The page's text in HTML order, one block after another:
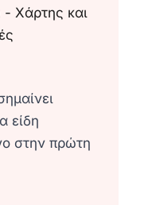
- Χάρτης και
είδη
στην πρώτη